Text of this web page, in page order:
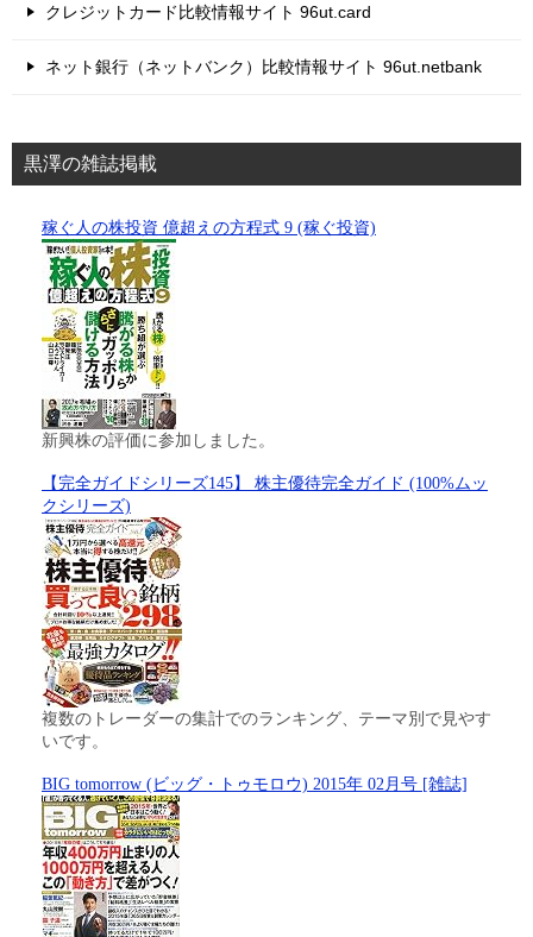
クレジットカード比較情報サイト 96ut.card
ネット銀行（ネットバンク）比較情報サイト 96ut.netbank
黒澤の雑誌掲載
稼ぐ人の株投資 億超えの方程式 9 (稼ぐ投資)
新興株の評価に参加しました。
【完全ガイドシリーズ145】 株主優待完全ガイド (100%ムッ
クシリーズ)
複数のトレーダーの集計でのランキング、テーマ別で見やす
いです。
BIG tomorrow (ビッグ・トゥモロウ) 2015年 02月号 [雑誌]